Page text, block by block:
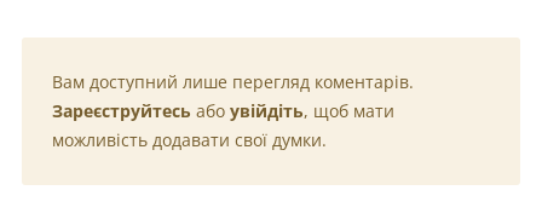
Вам доступний лише перегляд коментарів.
Зареєструйтесь або увійдіть, щоб мати
можливість додавати свої думки.